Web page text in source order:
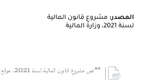
**نص مشروع قانون المالية لسنة 2021، موقع وزارة المالية التونسية.